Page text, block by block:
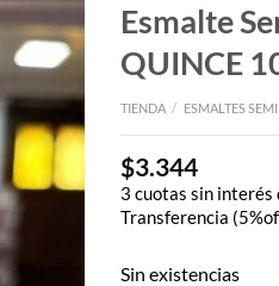
Esmalte
QUINCE
TIENDA / ESMALTES
$3.344
3 cuotas sin interés
Transferencia
Sin existencias